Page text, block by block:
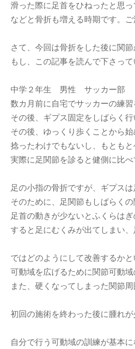
滑った際に足首をひねったと思っ
などと骨折も増える時期です。ご
さて、今回は骨折をした後に関
もし、この記事を読んで下さっ
中学２年生 男性 サッカー部
数カ月前に自宅でサッカーの練
その後、ギプス固定をしばらく
その後、ゆっくり歩くことから
捻ったわけでもないし、もとも
実際に足関節を診ると健側に比
足の小指の骨折ですが、ギプスは
そのために、足関節もしばらく
足首の動きが少ないとふくらは
すると足にむくみが出てしまい、
ではどのようにして改善するか
可動域を広げるために関節可動域
また、硬くなってしまった関節
初回の施術を終わった後に腫れ
自分で行う可動域の訓練が基本